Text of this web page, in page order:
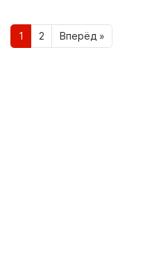
1 2 Вперёд »